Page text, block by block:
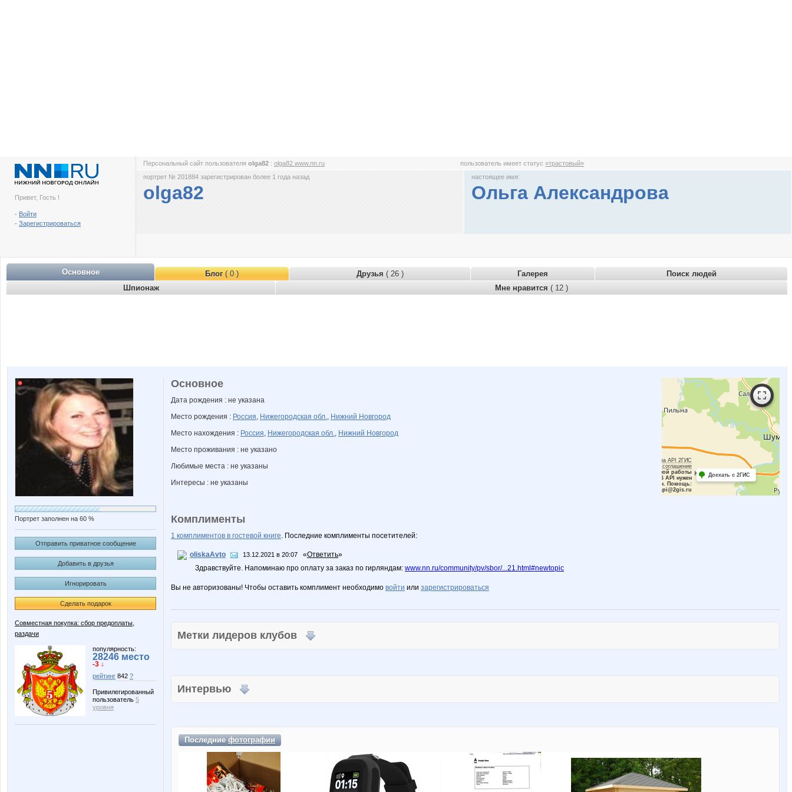
Привет, Гость !
- Войти
- Зарегистрироваться
Персональный сайт пользователя olga82 : olga82.www.nn.ru пользователь имеет статус«трастовый»
портрет № 201884 зарегистрирован более 1 года назад
olga82
настоящее имя:
Ольга Александрова
Основное Блог( 0 ) Друзья ( 26 ) Галерея
Поиск людей
Шпионаж
Мне нравится ( 12 )
Портрет заполнен на 60 %
Отправить приватное сообщение
Добавить в друзья
Игнорировать
Сделать подарок
Совместная покупка: сбор предоплаты,
раздачи
популярность:
28246 место
-3 ↓
рейтинг 842 ?
Привилегированный
пользователь 5
уровня
Работает на API 2ГИС
Лицензионное соглашение
Для корректной работы
Raster JS API нужен
ключ. Помощь:
api@2gis.ru
Доехать с 2ГИС
Основное
Дата рождения : не указана
Место рождения : Россия, Нижегородская обл., Нижний Новгород
Место нахождения : Россия, Нижегородская обл., Нижний Новгород
Место проживания : не указано
Любимые места : не указаны
Интересы : не указаны
Комплименты
1 комплиментов в гостевой книге. Последние комплименты посетителей:
oliskaAvto 13.12.2021 в 20:07 «Ответить»
Здравствуйте. Напоминаю про оплату за заказ по гирляндам: www.nn.ru/community/pv/sbor/...21.html#newtopic
Вы не авторизованы! Чтобы оставить комплимент необходимо войти или зарегистрироваться
Метки лидеров клубов
Интервью
Последниефотографии